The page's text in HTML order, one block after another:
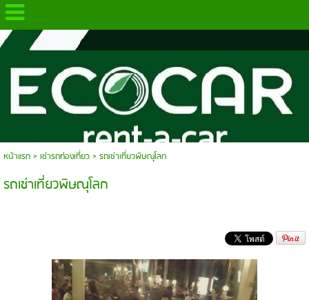
.
หน้าแรก> เช่ารถท่องเที่ยว> รถเช่าเที่ยวพิษณุโลก
รถเช่าเที่ยวพิษณุโลก